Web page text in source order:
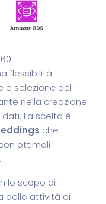
flessibilità
e selezione del
nella creazione
La scelta è
che
ottimali
lo scopo di
delle attività di